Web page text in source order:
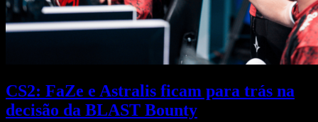
CS2: FaZe e Astralis ficam para trás na
decisão da BLAST Bounty